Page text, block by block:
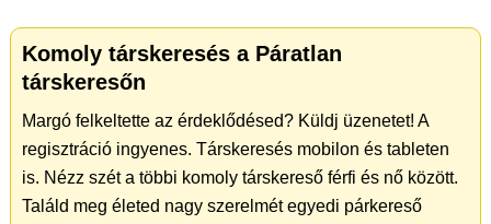
Komoly társkeresés a Páratlan
társkeresőn
Margó felkeltette az érdeklődésed? Küldj üzenetet! A
regisztráció ingyenes. Társkeresés mobilon és tableten
is. Nézz szét a többi komoly társkereső férfi és nő között.
Találd meg életed nagy szerelmét egyedi párkereső